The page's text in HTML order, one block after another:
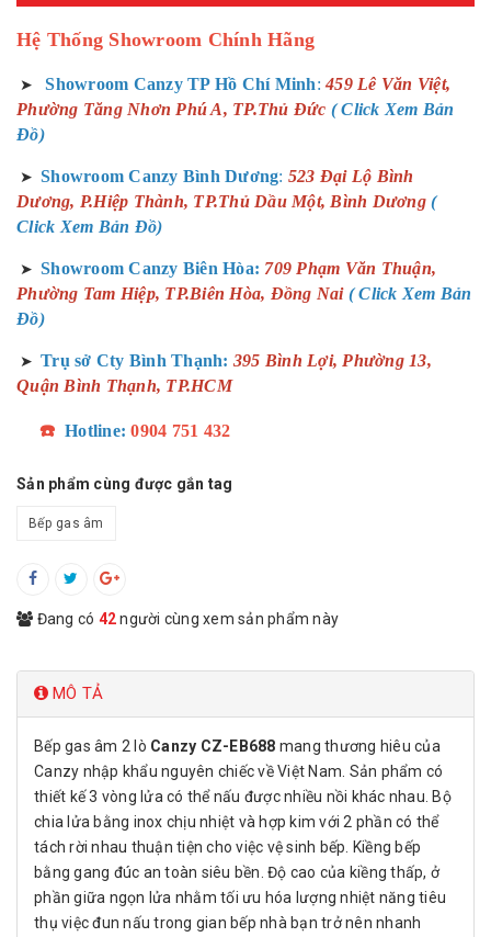
Hệ Thống Showroom Chính Hãng
➤ Showroom Canzy TP Hồ Chí Minh: 459 Lê Văn Việt,
Phường Tăng Nhơn Phú A, TP.Thủ Đức ( Click Xem Bản
Đồ)
➤ Showroom Canzy Bình Dương: 523 Đại Lộ Bình
Dương, P.Hiệp Thành, TP.Thủ Dầu Một, Bình Dương (
Click Xem Bản Đồ)
➤ Showroom Canzy Biên Hòa: 709 Phạm Văn Thuận,
Phường Tam Hiệp, TP.Biên Hòa, Đồng Nai ( Click Xem Bản
Đồ)
➤ Trụ sở Cty Bình Thạnh: 395 Bình Lợi, Phường 13,
Quận Bình Thạnh, TP.HCM
☎️ Hotline: 0904 751 432
Sản phẩm cùng được gắn tag
Bếp gas âm
Đang có 42người cùng xem sản phẩm này
MÔ TẢ
Bếp gas âm 2 lò Canzy CZ-EB688 mang thương hiêu của
Canzy nhập khẩu nguyên chiếc về Việt Nam. Sản phẩm có
thiết kế 3 vòng lửa có thể nấu được nhiều nồi khác nhau. Bộ
chia lửa bằng inox chịu nhiệt và hợp kim với 2 phần có thể
tách rời nhau thuận tiện cho việc vệ sinh bếp. Kiềng bếp
bằng gang đúc an toàn siêu bền. Độ cao của kiềng thấp, ở
phần giữa ngọn lửa nhằm tối ưu hóa lượng nhiệt năng tiêu
thụ việc đun nấu trong gian bếp nhà bạn trở nên nhanh